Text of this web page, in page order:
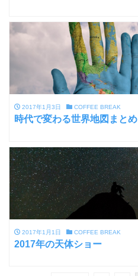
2017年1月3日 COFFEE BREAK
時代で変わる世界地図まとめ
2017年1月1日 COFFEE BREAK
2017年の天体ショー